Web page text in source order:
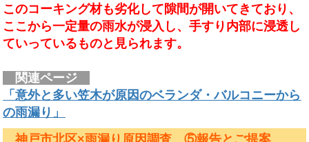
このコーキング材も劣化して隙間が開いてきており、
ここから一定量の雨水が浸入し、手すり内部に浸透し
ていっているものと見られます。
関連ページ
「意外と多い笠木が原因のベランダ・バルコニーから
の雨漏り」